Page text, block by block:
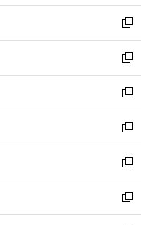
し
い
ウ
ィ
ン
ド
ウ
で
開
く
新
し
い
ウ
ィ
ン
ド
ウ
で
開
く
新
し
い
ウ
ィ
ン
ド
ウ
で
開
新
し
い
ウ
ィ
ン
ド
ウ
新
し
い
ウ
ィ
ン
新
し
い
ウ
新
し